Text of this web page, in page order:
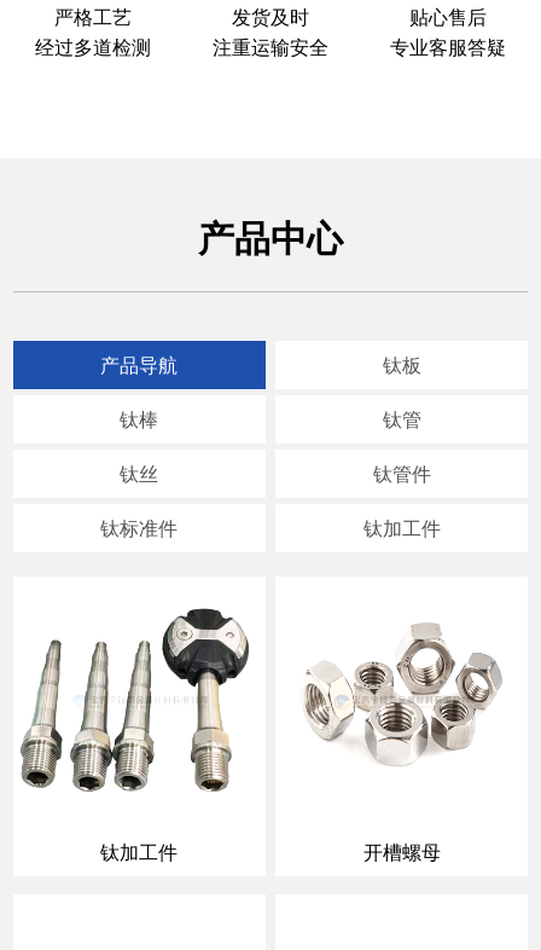
严格工艺
经过多道检测
发货及时
注重运输安全
贴心售后
专业客服答疑
产品中心
产品导航
钛板
钛棒
钛管
钛丝
钛管件
钛标准件
钛加工件
钛加工件 开槽螺母